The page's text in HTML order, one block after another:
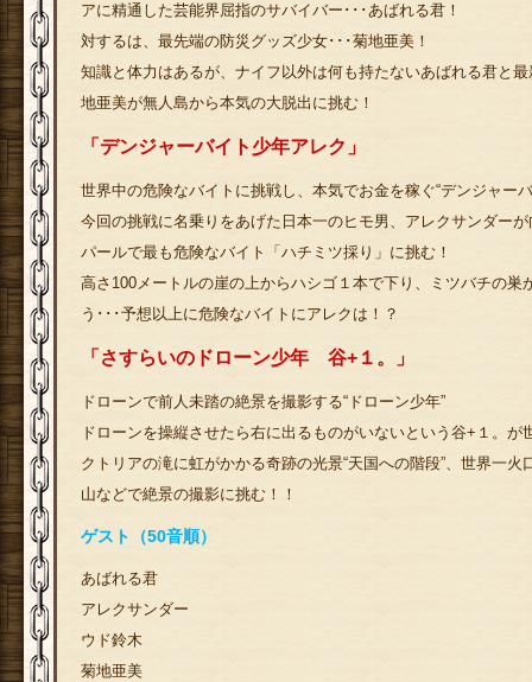
アに精通した芸能界屈指のサバイバー･･･あばれる君！
対するは、最先端の防災グッズ少女･･･菊地亜美！
知識と体力はあるが、ナイフ以外は何も持たないあばれる君と
地亜美が無人島から本気の大脱出に挑む！
「デンジャーバイト少年アレク」
世界中の危険なバイトに挑戦し、本気でお金を稼ぐ“デンジャー
今回の挑戦に名乗りをあげた日本一のヒモ男、アレクサンダー
パールで最も危険なバイト「ハチミツ採り」に挑む！
高さ100メートルの崖の上からハシゴ１本で下り、ミツバチの巣
う･･･予想以上に危険なバイトにアレクは！？
「さすらいのドローン少年 谷+１。」
ドローンで前人未踏の絶景を撮影する“ドローン少年”
ドローンを操縦させたら右に出るものがいないという谷+１。が
クトリアの滝に虹がかかる奇跡の光景“天国への階段”、世界一
山などで絶景の撮影に挑む！！
ゲスト（50音順）
あばれる君
アレクサンダー
ウド鈴木
菊地亜美